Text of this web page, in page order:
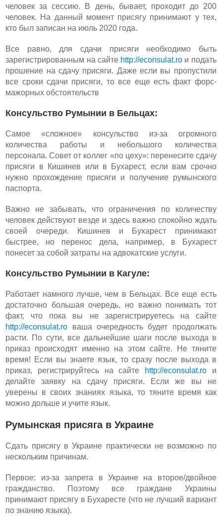
человек за сессию. В день, бывает, проходит до 200
человек. На данный момент присягу принимают у тех,
кто был записан на июль 2020 года.
Все равно, для сдачи присяги необходимо быть
зарегистрированным на сайте http://econsulat.ro и подать
прошение на сдачу присяги. Даже если вы пропустили
все сроки сдачи присяги, то все еще есть факт форс-
мажорных обстоятельств
Консульство Румынии в Бельцах:
Самое «сложное» консульство из-за огромного
количества работы и небольшого количества
персонала. Совет от коллег «по цеху»: перенесите сдачу
присяги в Кишинев или в Бухарест, если вам срочно
нужно прохождение присяги и получение румынского
паспорта.
Важно не забывать, что ограничения по количеству
человек действуют везде и здесь важно спокойно ждать
своей очереди. Кишинев и Бухарест принимают
быстрее, но перенос дела, например, в Бухарест
понесет за собой затраты на адвокатские услуги.
Консульство Румынии в Кагуле:
Работает намного лучше, чем в Бельцах. Все еще есть
достаточно большая очередь, но важно понимать тот
факт, что пока вы не зарегистрируетесь на сайте
http://econsulat.ro ваша очередность будет продолжать
расти. По сути, все дальнейшие шаги после выхода в
приказ происходят именно на этом сайте. Не тяните
время! Если вы знаете язык, то сразу после выхода в
приказ, регистрируйтесь на сайте
http://econsulat.ro и
делайте заявку на сдачу присяги. Если же вы не
уверены в своих знаниях языка, то тяните время как
можно дольше и учите язык.
Румынская присяга в Украине
Сдать присягу в Украине практически не возможно по
нескольким причинам.
Первое: из-за запрета в Украине на второе/двойное
гражданство. Поэтому все граждане Украины
принимают присягу в Бухаресте (что не лучший вариант
по знанию языка).